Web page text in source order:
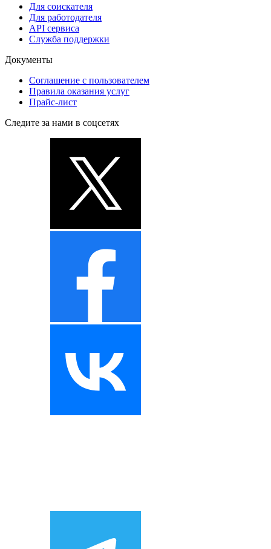
Для соискателя
Для работодателя
API сервиса
Служба поддержки
Документы
Соглашение с пользователем
Правила оказания услуг
Прайс-лист
Следите за нами в соцсетях